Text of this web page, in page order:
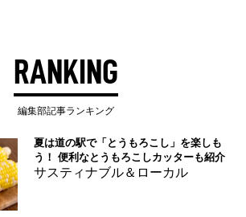
RANKING
編集部記事ランキング
夏は道の駅で「とうもろこし」を楽しも
う！ 便利なとうもろこしカッターも紹介
サスティナブル＆ローカル